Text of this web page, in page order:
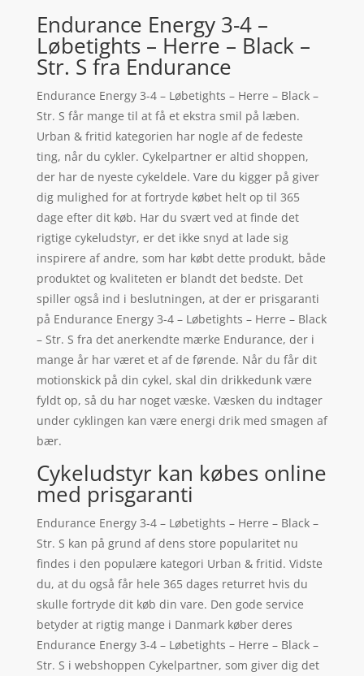
Endurance Energy 3-4 –
Løbetights – Herre – Black –
Str. S fra Endurance
Endurance Energy 3-4 – Løbetights – Herre – Black –
Str. S får mange til at få et ekstra smil på læben.
Urban & fritid kategorien har nogle af de fedeste
ting, når du cykler. Cykelpartner er altid shoppen,
der har de nyeste cykeldele. Vare du kigger på giver
dig mulighed for at fortryde købet helt op til 365
dage efter dit køb. Har du svært ved at finde det
rigtige cykeludstyr, er det ikke snyd at lade sig
inspirere af andre, som har købt dette produkt, både
produktet og kvaliteten er blandt det bedste. Det
spiller også ind i beslutningen, at der er prisgaranti
på Endurance Energy 3-4 – Løbetights – Herre – Black
– Str. S fra det anerkendte mærke Endurance, der i
mange år har været et af de førende. Når du får dit
motionskick på din cykel, skal din drikkedunk være
fyldt op, så du har noget væske. Væsken du indtager
under cyklingen kan være energi drik med smagen af
bær.
Cykeludstyr kan købes online
med prisgaranti
Endurance Energy 3-4 – Løbetights – Herre – Black –
Str. S kan på grund af dens store popularitet nu
findes i den populære kategori Urban & fritid. Vidste
du, at du også får hele 365 dages returret hvis du
skulle fortryde dit køb din vare. Den gode service
betyder at rigtig mange i Danmark køber deres
Endurance Energy 3-4 – Løbetights – Herre – Black –
Str. S i webshoppen Cykelpartner, som giver dig det